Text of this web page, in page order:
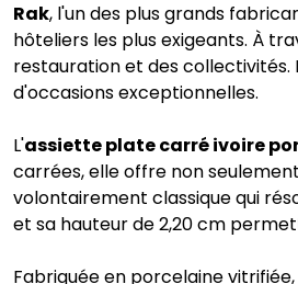
Rak, l'un des plus grands
hôteliers les plus exigeants. À
restauration et des collectivités.
d'occasions exceptionnelles.
L'assiette plate carré ivoire
carrées, elle offre non
volontairement classique qui
et sa hauteur de 2,20 cm
Fabriquée en porcelaine